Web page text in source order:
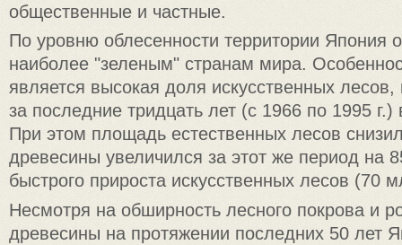
общественные и частные.
По уровню облесенности территории Япония
наиболее "зеленым" странам мира.
является высокая доля искусственных
за последние тридцать лет (с 1966 по 1995
При этом площадь естественных лесов
древесины увеличился за этот же период на
быстрого прироста искусственных лесов (70
Несмотря на обширность лесного покрова и
древесины на протяжении последних 50 лет